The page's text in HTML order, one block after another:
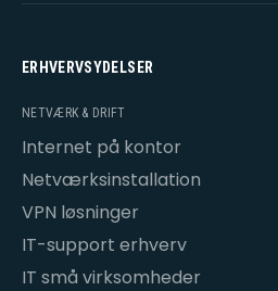
ERHVERVSYDELSER
NETVÆRK & DRIFT
Internet på kontor
Netværksinstallation
VPN løsninger
IT-support erhverv
IT små virksomheder